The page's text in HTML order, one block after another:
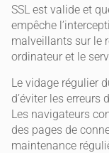
SSL est valide et
empêche
malveillants sur le
ordinateur et le
Le vidage régulier
d’éviter les erreurs
Les navigateurs
des pages de
maintenance